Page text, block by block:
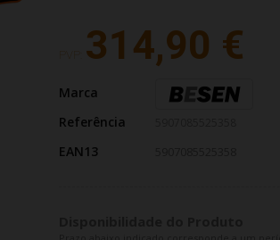
314,90 €
Marca
Referência
EAN13